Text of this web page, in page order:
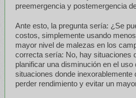
preemergencia y postemergencia
Ante esto, la pregunta sería: ¿Se
costos, simplemente usando
mayor nivel de malezas en los
correcta sería: No, hay situaciones
planificar una disminución en el uso
situaciones donde inexorablemente
perder rendimiento y evitar un